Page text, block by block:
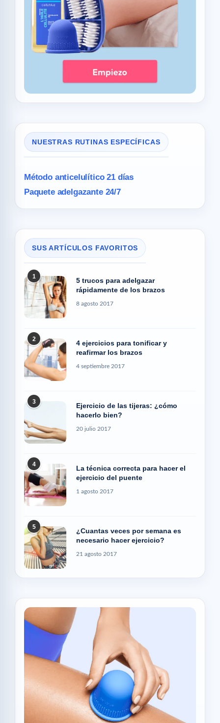
NUESTRAS RUTINAS ESPECÍFICAS
Método anticelulítico 21 días
Paquete adelgazante 24/7
SUS ARTÍCULOS FAVORITOS
1
5 trucos para adelgazar
rápidamente de los brazos
8 agosto 2017
2
4 ejercicios para tonificar y
reafirmar los brazos
4 septiembre 2017
3
Ejercicio de las tijeras: ¿cómo
hacerlo bien?
20 julio 2017
4
La técnica correcta para hacer el
ejercicio del puente
1 agosto 2017
5
¿Cuantas veces por semana es
necesario hacer ejercicio?
21 agosto 2017